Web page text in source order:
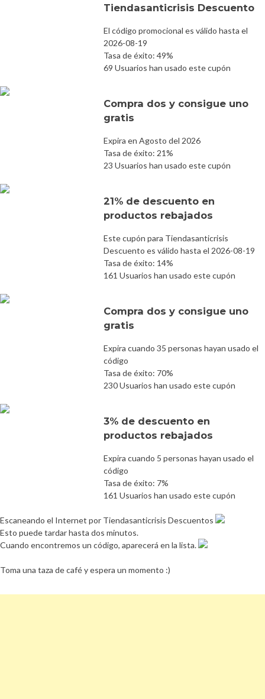
Tiendasanticrisis Descuento
El código promocional es válido hasta el
2026-08-19
Tasa de éxito: 49%
69 Usuarios han usado este cupón
Compra dos y consigue uno
gratis
Expira en Agosto del 2026
Tasa de éxito: 21%
23 Usuarios han usado este cupón
21% de descuento en
productos rebajados
Este cupón para Tiendasanticrisis
Descuento es válido hasta el 2026-08-19
Tasa de éxito: 14%
161 Usuarios han usado este cupón
Compra dos y consigue uno
gratis
Expira cuando 35 personas hayan usado el
código
Tasa de éxito: 70%
230 Usuarios han usado este cupón
3% de descuento en
productos rebajados
Expira cuando 5 personas hayan usado el
código
Tasa de éxito: 7%
161 Usuarios han usado este cupón
Escaneando el Internet por Tiendasanticrisis Descuentos
Esto puede tardar hasta dos minutos.
Cuando encontremos un código, aparecerá en la lista.
Toma una taza de café y espera un momento :)